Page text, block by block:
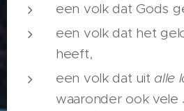
een volk dat Gods
een volk dat het
heeft,
een volk dat uit alle
waaronder ook